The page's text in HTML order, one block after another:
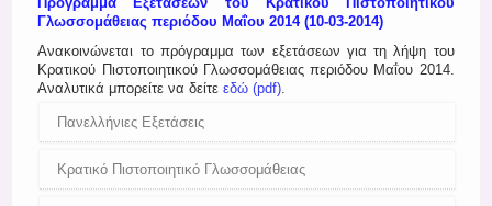
Register
Γλωσσομάθειας περιόδου Μαΐου 2014 (10-03-2014)
Ανακοινώνεται το πρόγραμμα των εξετάσεων για τη λήψη του
Κρατικού Πιστοποιητικού Γλωσσομάθειας περιόδου Μαΐου 2014.
Αναλυτικά μπορείτε να δείτεεδώ (pdf).
Πανελλήνιες Εξετάσεις
Κρατικό Πιστοποιητικό Γλωσσομάθειας